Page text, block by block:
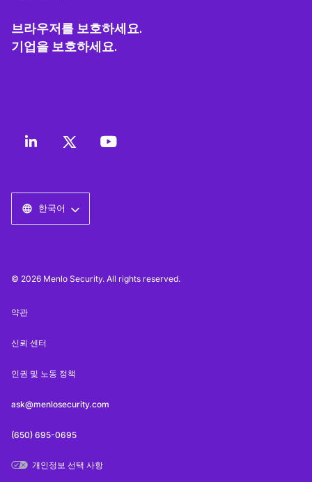
브라우저를 보호하세요.
기업을 보호하세요.
한국어
© 2026 Menlo Security. All rights reserved.
약관
신뢰 센터
인권 및 노동 정책
ask@menlosecurity.com
(650) 695-0695
개인정보 선택 사항